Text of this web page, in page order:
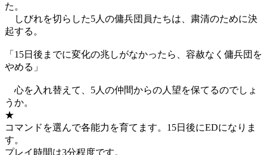
た。
しびれを切らした5人の傭兵団員たちは、粛清のために決
起する。
「15日後までに変化の兆しがなかったら、容赦なく傭兵団を
やめる」
心を入れ替えて、5人の仲間からの人望を保てるのでしょ
うか。
★
コマンドを選んで各能力を育てます。15日後にEDになりま
す。
プレイ時間は3分程度です。